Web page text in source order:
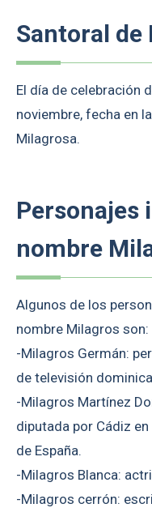
Santoral de
El día de celebración
noviembre, fecha en
Milagrosa.
Personajes
nombre
Algunos de los
nombre Milagros son:
-Milagros Germán:
de televisión
-Milagros Martínez
diputada por Cádiz
de España.
-Milagros Blanca:
-Milagros cerrón: